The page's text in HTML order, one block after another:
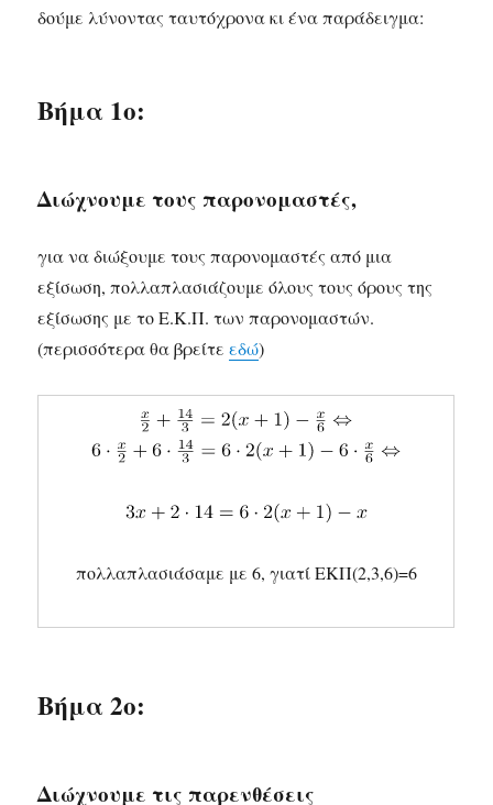
δούμε λύνοντας ταυτόχρονα κι ένα παράδειγμα:
Βήμα 1ο:
Διώχνουμε τους παρονομαστές,
για να διώξουμε τους παρονομαστές από μια
εξίσωση, πολλαπλασιάζουμε όλους τους όρους της
εξίσωσης με το Ε.Κ.Π. των παρονομαστών.
(περισσότερα θα βρείτεεδώ)
πολλαπλασιάσαμε με 6, γιατί ΕΚΠ(2,3,6)=6
Βήμα 2ο:
Διώχνουμε τις παρενθέσεις